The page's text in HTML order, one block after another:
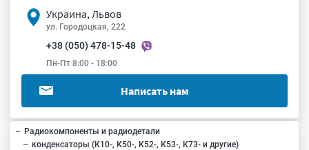
Украина, Львов
ул. Городоцкая, 222
+38 (050) 478-15-48
Пн-Пт 8:00 - 18:00
Написать нам
Радиокомпоненты и радиодетали
конденсаторы (К10-, К50-, К52-, К53-, К73- и другие)